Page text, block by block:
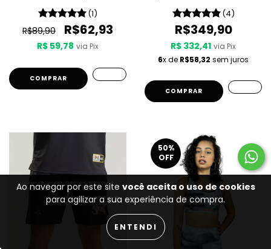
Ao navegar por este site você aceita o uso de cookies
para agilizar a sua experiência de compra.
ENTENDI
Son
(1)
R$89,90 R$62,93
R$ 59,78 via Pix
(4)
R$349,90
R$ 332,41 via Pix
6x de R$58,32 sem juros
COMPRAR
50%
OFF